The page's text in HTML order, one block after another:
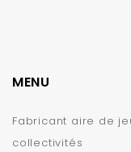
MENU
Fabricant aire de
collectivités